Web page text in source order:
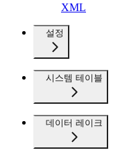
XML
설정
시스템 테이블
데이터 레이크